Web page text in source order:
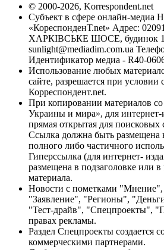
© 2000-2026, Korrespondent.net
Субъект в сфере онлайн-медиа
«КореспонденТ.net» Адрес:
ХАРКІВСЬКЕ ШОСЕ, будинок
sunlight@mediadim.com.ua
Идентификатор медиа - R40-
Использование любых
сайте, разрешается при условии
Корреспондент.net.
При копировании материалов
Украины и мира», для интернет-
прямая открытая для поисковых
Ссылка должна быть размещена
полного либо частичного
Гиперссылка (для интернет-
размещена в подзаголовке или в
материала.
Новости с пометками "Мнение",
"Заявление", "Регионы",
"Тест-драйв", "Спецпроекты",
правах рекламы.
Раздел Спецпроекты создается
коммерческими партнерами.